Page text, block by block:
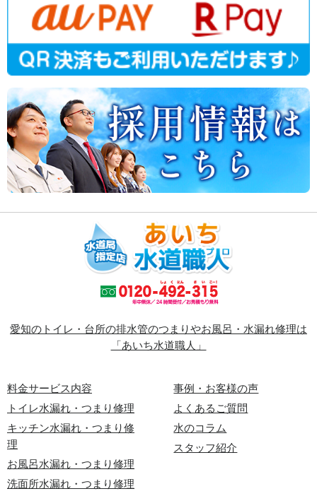
愛知のトイレ・台所の排水管のつまりやお風呂・水漏れ修理は
「あいち水道職人」
料金サービス内容
トイレ水漏れ・つまり修理
キッチン水漏れ・つまり修
理
お風呂水漏れ・つまり修理
洗面所水漏れ・つまり修理
事例・お客様の声
よくあるご質問
水のコラム
スタッフ紹介